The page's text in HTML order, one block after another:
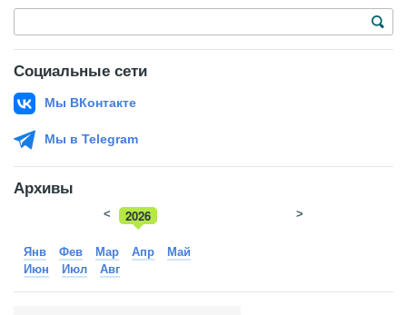
Социальные сети
Мы ВКонтакте
Мы в Telegram
Архивы
2026
2025
< >
Янв Фев Мар Апр
Май
Июн
Июл Авг